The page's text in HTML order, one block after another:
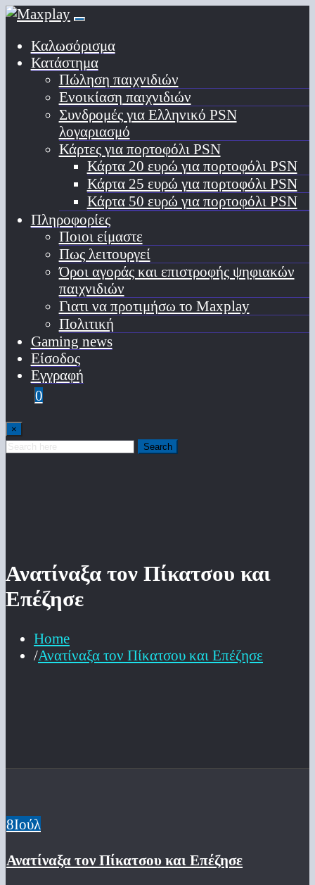
Καλωσόρισμα
Κατάστημα
Πώληση παιχνιδιών
Ενοικίαση παιχνιδιών
Συνδρομές για Ελληνικό PSN
λογαριασμό
Κάρτες για πορτοφόλι PSN
Κάρτα 20 ευρώ για πορτοφόλι PSN
Κάρτα 25 ευρώ για πορτοφόλι PSN
Κάρτα 50 ευρώ για πορτοφόλι PSN
Πληροφορίες
Ποιοι είμαστε
Πως λειτουργεί
Όροι αγοράς και επιστροφής ψηφιακών
παιχνιδιών
Γιατι να προτιμήσω το Maxplay
Πολιτική
Gaming news
Είσοδος
Εγγραφή
0
×
Search
Ανατίναξα τον Πίκατσου και
Επέζησε
Home
Ανατίναξα τον Πίκατσου και Επέζησε
8Ιούλ
Ανατίναξα τον Πίκατσου και Επέζησε